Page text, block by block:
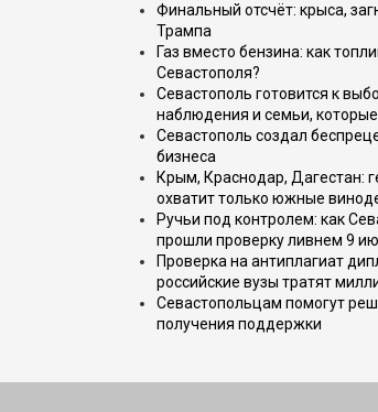
Финальный отсчёт: крыса,
Трампа
Газ вместо бензина: как
Севастополя?
Севастополь готовится к
наблюдения и семьи,
Севастополь создал
бизнеса
Крым, Краснодар, Дагестан:
охватит только южные
Ручьи под контролем: как
прошли проверку ливнем 9
Проверка на антиплагиат
российские вузы тратят
Севастопольцам помогут
получения поддержки